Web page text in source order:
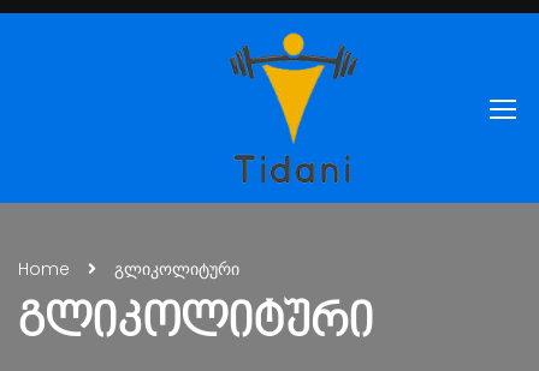
Home გლიკოლიტური
ᲒᲚᲘᲙᲝᲚᲘᲢᲣᲠᲘ